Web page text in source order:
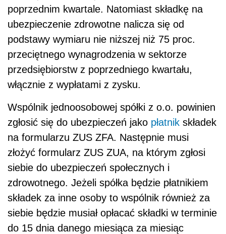
poprzednim kwartale. Natomiast składkę na
ubezpieczenie zdrowotne nalicza się od
podstawy wymiaru nie niższej niż 75 proc.
przeciętnego wynagrodzenia w sektorze
przedsiębiorstw z poprzedniego kwartału,
włącznie z wypłatami z zysku.
Wspólnik jednoosobowej spółki z o.o. powinien
zgłosić się do ubezpieczeń jako płatnik składek
na formularzu ZUS ZFA. Następnie musi
złożyć formularz ZUS ZUA, na którym zgłosi
siebie do ubezpieczeń społecznych i
zdrowotnego. Jeżeli spółka będzie płatnikiem
składek za inne osoby to wspólnik również za
siebie będzie musiał opłacać składki w terminie
do 15 dnia danego miesiąca za miesiąc